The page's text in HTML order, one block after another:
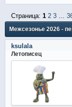
Межсезонье 2026 -
Страница: 1 2 3
ksulala
Летописец